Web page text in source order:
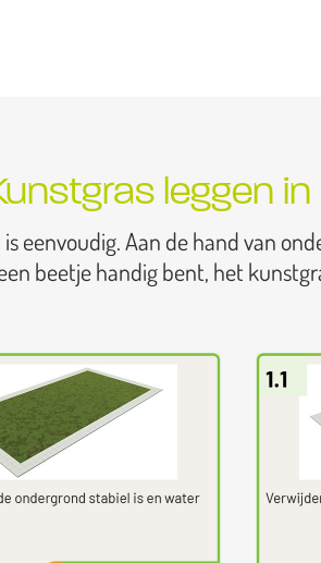
leggen
eenvoudig. Aan de hand van
beetje handig bent, het